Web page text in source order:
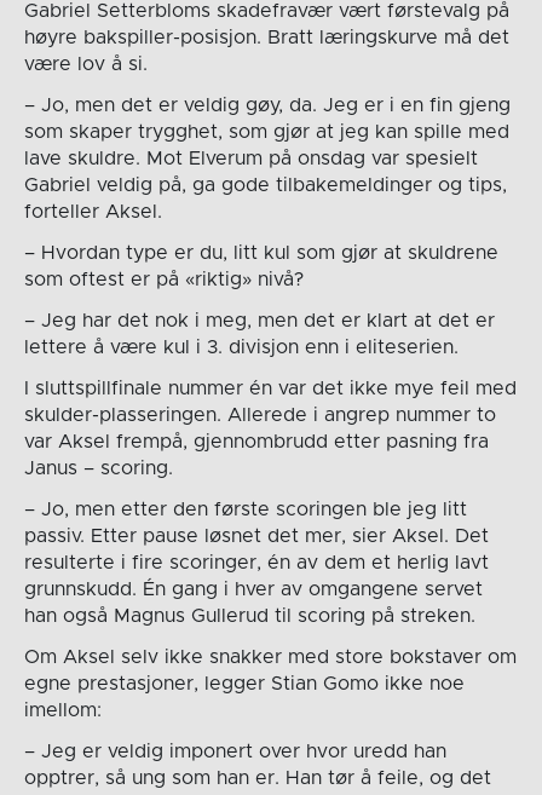
Gabriel Setterbloms skadefravær vært førstevalg på
høyre bakspiller-posisjon. Bratt læringskurve må det
være lov å si.
– Jo, men det er veldig gøy, da. Jeg er i en fin gjeng
som skaper trygghet, som gjør at jeg kan spille med
lave skuldre. Mot Elverum på onsdag var spesielt
Gabriel veldig på, ga gode tilbakemeldinger og tips,
forteller Aksel.
– Hvordan type er du, litt kul som gjør at skuldrene
som oftest er på «riktig» nivå?
– Jeg har det nok i meg, men det er klart at det er
lettere å være kul i 3. divisjon enn i eliteserien.
I sluttspillfinale nummer én var det ikke mye feil med
skulder-plasseringen. Allerede i angrep nummer to
var Aksel frempå, gjennombrudd etter pasning fra
Janus – scoring.
– Jo, men etter den første scoringen ble jeg litt
passiv. Etter pause løsnet det mer, sier Aksel. Det
resulterte i fire scoringer, én av dem et herlig lavt
grunnskudd. Én gang i hver av omgangene servet
han også Magnus Gullerud til scoring på streken.
Om Aksel selv ikke snakker med store bokstaver om
egne prestasjoner, legger Stian Gomo ikke noe
imellom:
– Jeg er veldig imponert over hvor uredd han
opptrer, så ung som han er. Han tør å feile, og det